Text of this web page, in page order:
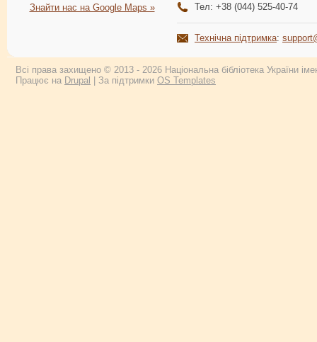
Знайти нас на Google Maps »
Тел: +38 (044) 525-40-74
Технічна підтримка:
Всі права захищено © 2013 - 2026 Національна бібліотека України
Працює на Drupal | За підтримки OS Templates